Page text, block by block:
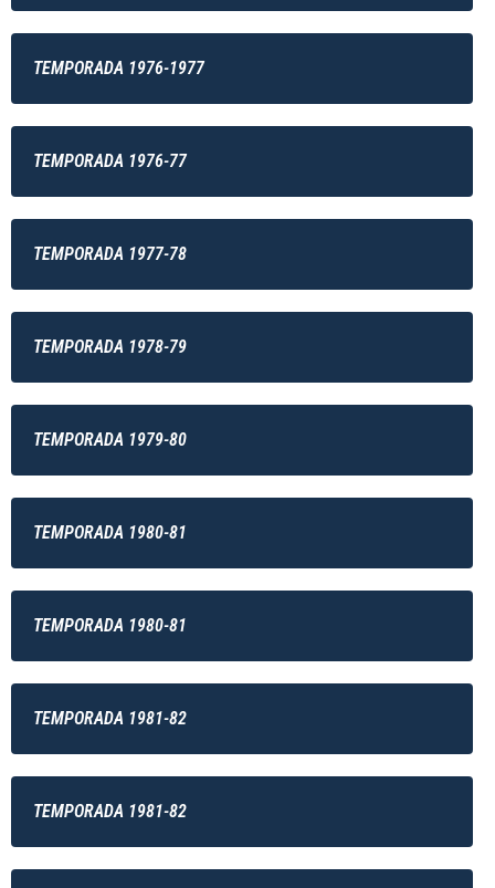
TEMPORADA 1976-1977
TEMPORADA 1976-77
TEMPORADA 1977-78
TEMPORADA 1978-79
TEMPORADA 1979-80
TEMPORADA 1980-81
TEMPORADA 1980-81
TEMPORADA 1981-82
TEMPORADA 1981-82